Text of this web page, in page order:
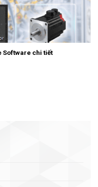
Software chi tiết